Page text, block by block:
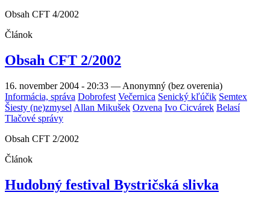
Obsah CFT 4/2002
Článok
Obsah CFT 2/2002
16. november 2004 - 20:33 — Anonymný (bez overenia)
Informácia, správa Dobrofest Večernica Senický kľúčik Semtex
Šiesty (ne)zmysel Allan Mikušek Ozvena Ivo Cicvárek Belasí
Tlačové správy
Obsah CFT 2/2002
Článok
Hudobný festival Bystričská slivka